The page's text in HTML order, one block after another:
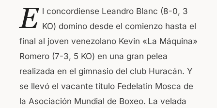
c
e
b
o
o
k
at
s
A
p
p
E l concordiense Leandro Blanc (8-0, 3
KO) domino desde el comienzo hasta el
final al joven venezolano Kevin «La Máquina»
Romero (7-3, 5 KO) en una gran pelea
realizada en el gimnasio del club Huracán. Y
se llevó el vacante título Fedelatin Mosca de
la Asociación Mundial de Boxeo. La velada